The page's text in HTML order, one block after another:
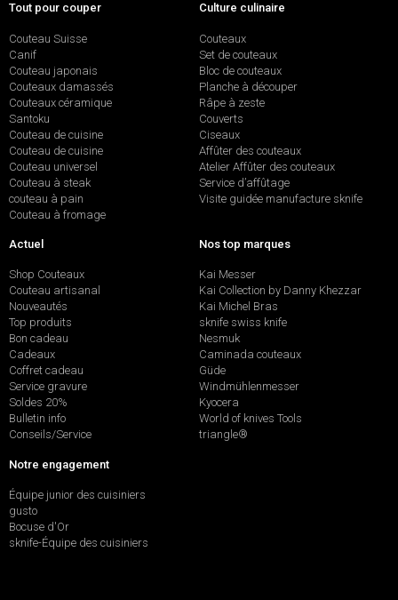
Tout pour couper
Couteau Suisse
Canif
Couteau japonais
Couteaux damassés
Couteaux céramique
Santoku
Couteau de cuisine
Couteau de cuisine
Couteau universel
Couteau à steak
couteau à pain
Couteau à fromage
Culture culinaire
Couteaux
Set de couteaux
Bloc de couteaux
Planche à découper
Râpe à zeste
Couverts
Ciseaux
Affûter des couteaux
Atelier Affûter des couteaux
Service d’affûtage
Visite guidée manufacture sknife
Actuel
Shop Couteaux
Couteau artisanal
Nouveautés
Top produits
Bon cadeau
Cadeaux
Coffret cadeau
Service gravure
Soldes 20%
Bulletin info
Conseils/Service
Nos top marques
Kai Messer
Kai Collection by Danny Khezzar
Kai Michel Bras
sknife swiss knife
Nesmuk
Caminada couteaux
Güde
Windmühlenmesser
Kyocera
World of knives Tools
triangle®
Notre engagement
Équipe junior des cuisiniers
gusto
Bocuse d'Or
sknife-Équipe des cuisiniers